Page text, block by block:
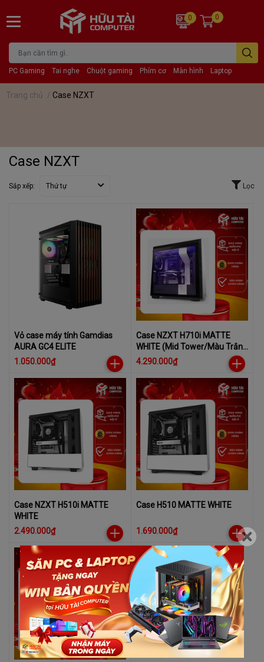
PC Gaming Tai nghe Chuột gaming Phím cơ Màn hình Laptop
0 0
Trang chủ / Case NZXT
Case NZXT
Sắp xếp: Thứ tự Lọc
Vỏ case máy tính Gamdias
AURA GC4 ELITE
1.050.000₫
Case NZXT H710i MATTE
WHITE (Mid Tower/Màu Trắng
Đen)
4.290.000₫
Case NZXT H510i MATTE
WHITE
2.490.000₫
Case H510 MATTE WHITE
1.690.000₫